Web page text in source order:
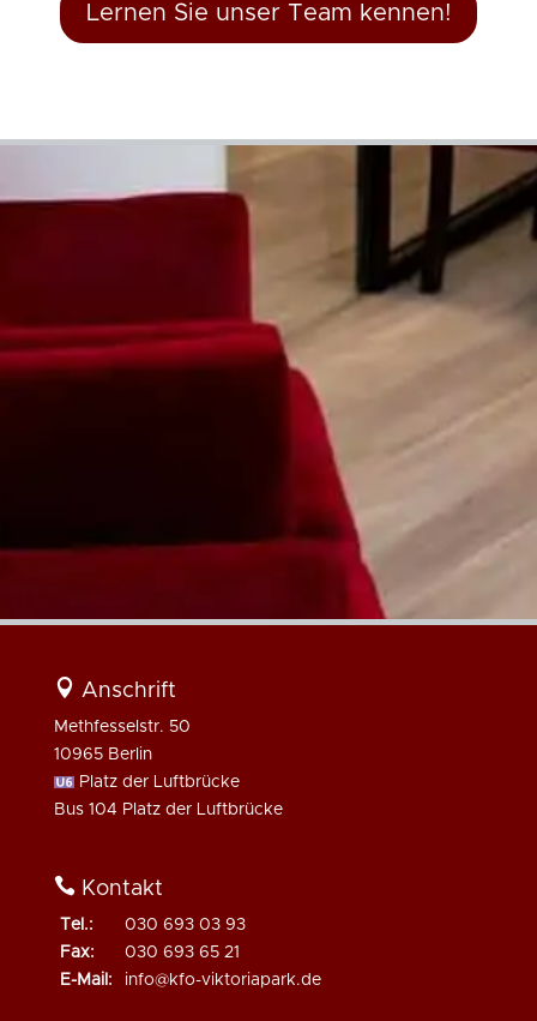
Lernen Sie unser Team kennen!
 Anschrift
Methfesselstr. 50
10965 Berlin
Platz der Luftbrücke
Bus 104 Platz der Luftbrücke
Kontakt
Tel.:
030 693 03 93
Fax:
030 693 65 21
E-Mail:
info@kfo-viktoriapark.de